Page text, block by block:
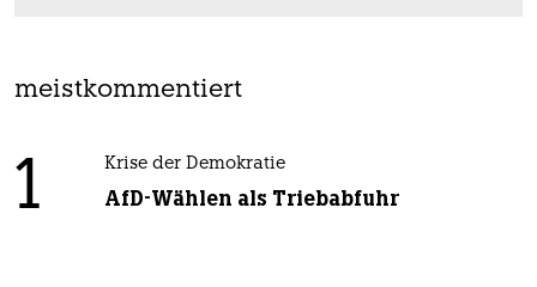
meistkommentiert
1 Krise der Demokratie
AfD-Wählen als Triebabfuhr